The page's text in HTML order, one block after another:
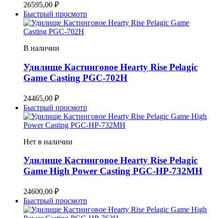
26595,00 ₽
Быстрый просмотр
В наличии
Удилище Кастинговое Hearty Rise Pelagic
Game Casting PGC-702H
24465,00 ₽
Быстрый просмотр
Нет в наличии
Удилище Кастинговое Hearty Rise Pelagic
Game High Power Casting PGC-HP-732MH
24600,00 ₽
Быстрый просмотр